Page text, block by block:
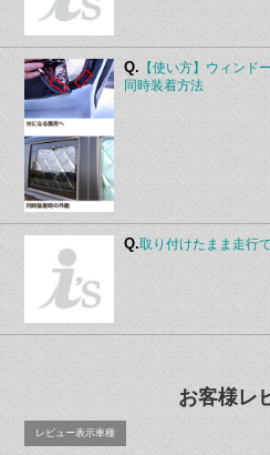
Q. 【使い方】ウィンド
同時装着方法
Q.取り付けたまま走行
お客様レ
レビュー表示車種